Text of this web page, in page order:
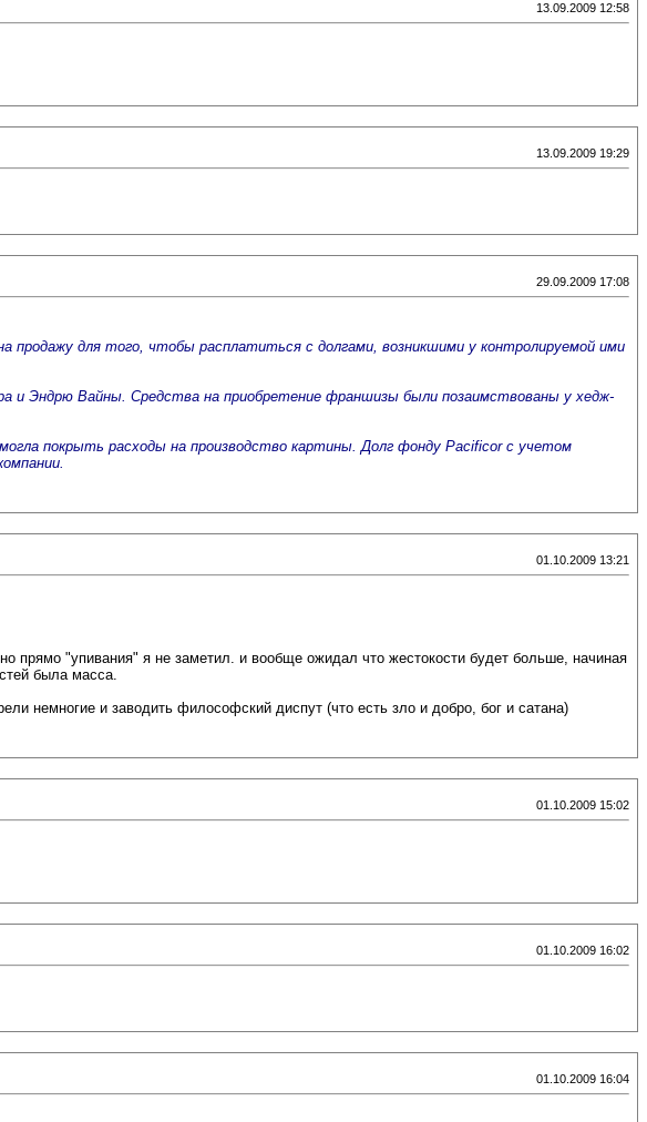
13.09.2009 12:58
13.09.2009 19:29
29.09.2009 17:08
для того, чтобы расплатиться с долгами, возникшими у контролируемой ими
и Эндрю Вайны. Средства на приобретение франшизы были позаимствованы у хедж-
покрыть расходы на производство картины. Долг фонду Pacificor с учетом
01.10.2009 13:21
прямо "упивания" я не заметил. и вообще ожидал что жестокости будет больше, начиная
была масса.
немногие и заводить философский диспут (что есть зло и добро, бог и сатана)
01.10.2009 15:02
01.10.2009 16:02
01.10.2009 16:04